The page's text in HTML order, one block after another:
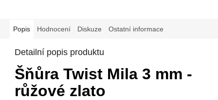
Popis Hodnocení Diskuze Ostatní informace
Detailní popis produktu
Šňůra Twist Mila 3 mm -
růžové zlato